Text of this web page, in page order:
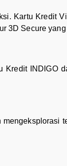
Kartu Kredit
3D Secure
Kredit INDIGO